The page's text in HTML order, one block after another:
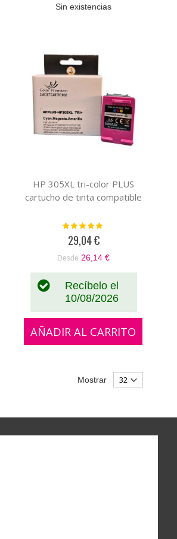
Sin existencias
HP 305XL tri-color PLUS
cartucho de tinta compatible
Valoración:
29,04 €
Desde 26,14 €
Recíbelo el
10/08/2026
AÑADIR AL CARRITO
Mostrar